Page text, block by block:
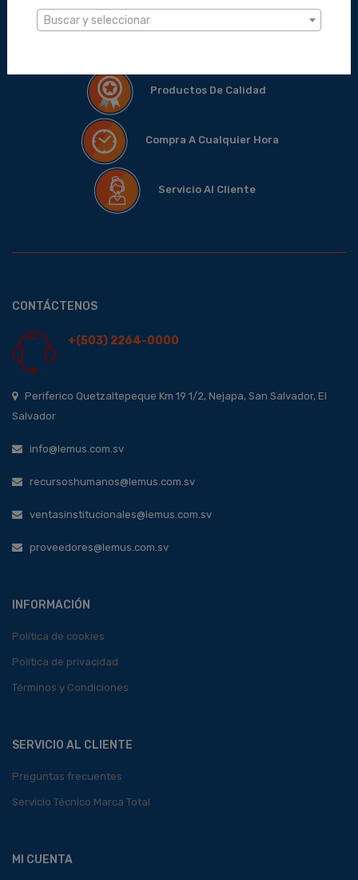
Buscar y seleccionar
Productos De Calidad
Compra A Cualquier Hora
Servicio Al Cliente
CONTÁCTENOS
+(503) 2264-0000
Periferico Quetzaltepeque Km 19 1/2, Nejapa, San Salvador, El
Salvador
info@lemus.com.sv
recursoshumanos@lemus.com.sv
ventasinstitucionales@lemus.com.sv
proveedores@lemus.com.sv
INFORMACIÓN
Política de cookies
Política de privacidad
Términos y Condiciones
SERVICIO AL CLIENTE
Preguntas frecuentes
Servicio Técnico Marca Total
MI CUENTA